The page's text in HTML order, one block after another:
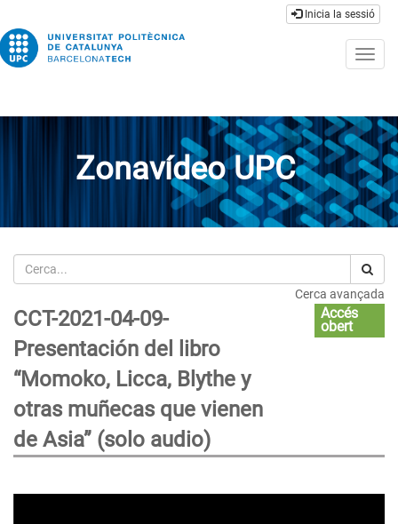
Inicia la sessió
Zonavídeo UPC
Cerca
Cerca avançada
CCT-2021-04-09-
Presentación del libro
“Momoko, Licca, Blythe y
otras muñecas que vienen
de Asia” (solo audio)
Accés
obert